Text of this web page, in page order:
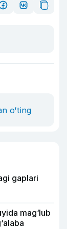
o‘ting
gaplari
mag‘lub